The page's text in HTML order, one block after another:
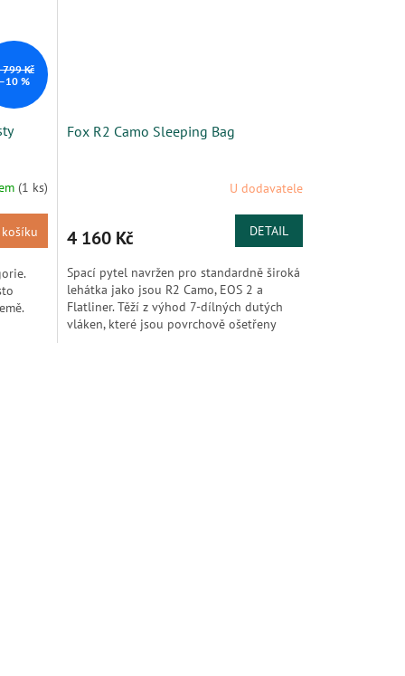
799 Kč
%
(1 ks)
Fox R2 Camo Sleeping Bag
U dodavatele
4 160 Kč DETAIL
Spací pytel navržen pro standardně široká
lehátka jako jsou R2 Camo, EOS 2 a
Flatliner. Těží z výhod 7-dílných dutých
vláken, které jsou povrchově ošetřeny